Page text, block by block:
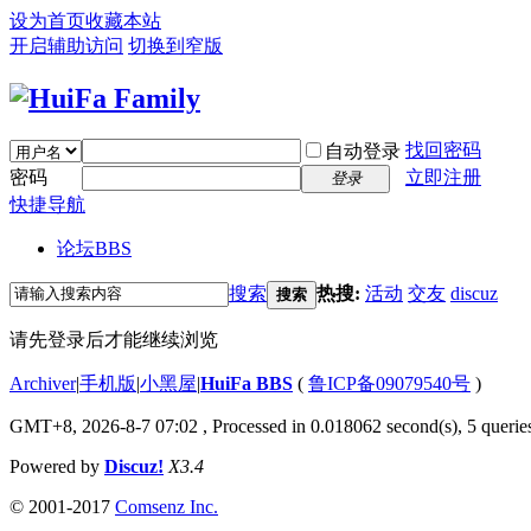
设为首页收藏本站
开启辅助访问 切换到窄版
自动登录 找回密码
密码
登录
立即注册
快捷导航
论坛BBS
搜索 搜索 热搜: 活动 交友 discuz
请先登录后才能继续浏览
Archiver|手机版|小黑屋|HuiFa BBS ( 鲁ICP备09079540号 )
GMT+8, 2026-8-7 07:02 , Processed in 0.018062 second(s), 5
Powered by Discuz! X3.4
© 2001-2017 Comsenz Inc.